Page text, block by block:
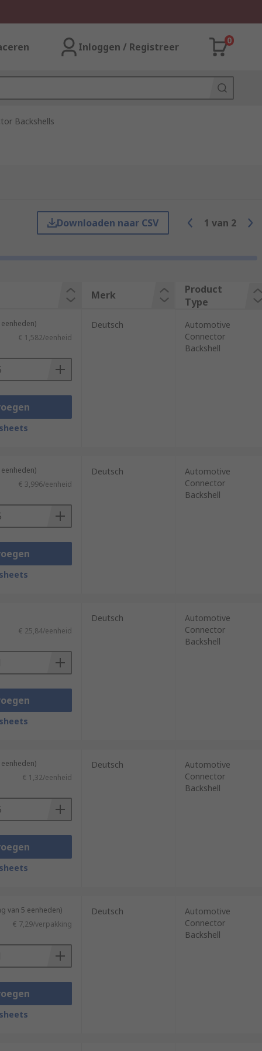
Inloggen / Registreer
0
Backshells
Downloaden naar CSV 1 van 2
Merk
Product
Type
€ 1,582/eenheid
Deutsch
Automotive
Connector
Backshell
€ 3,996/eenheid
Deutsch
Automotive
Connector
Backshell
€ 25,84/eenheid
Deutsch
Automotive
Connector
Backshell
€ 1,32/eenheid
Deutsch
Automotive
Connector
Backshell
van 5 eenheden)
€ 7,29/verpakking
Deutsch
Automotive
Connector
Backshell